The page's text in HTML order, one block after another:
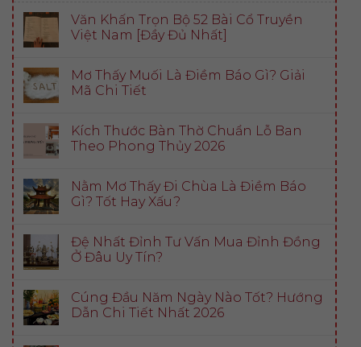
Văn Khấn Trọn Bộ 52 Bài Cổ Truyền
Việt Nam [Đầy Đủ Nhất]
Mơ Thấy Muối Là Điềm Báo Gì? Giải
Mã Chi Tiết
Kích Thước Bàn Thờ Chuẩn Lỗ Ban
Theo Phong Thủy 2026
Nằm Mơ Thấy Đi Chùa Là Điềm Báo
Gì? Tốt Hay Xấu?
Đệ Nhất Đỉnh Tư Vấn Mua Đỉnh Đồng
Ở Đâu Uy Tín?
Cúng Đầu Năm Ngày Nào Tốt? Hướng
Dẫn Chi Tiết Nhất 2026